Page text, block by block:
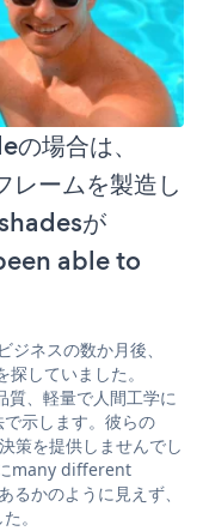
場合は、
ームを製造し
が
able to
ネスの数か月後、
していました。
、軽量で人間工学に
示します。彼らの
策を提供しませんでし
many different
かのように見えず、
。